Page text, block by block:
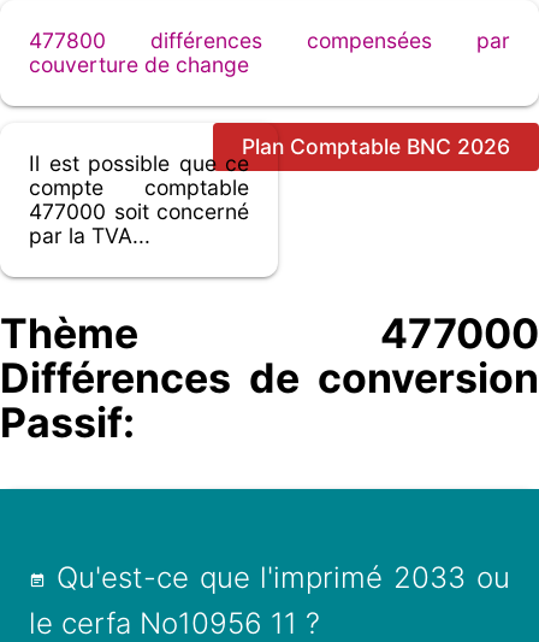
477800 différences compensées par
couverture de change
Plan Comptable BNC 2026
Il est possible que ce
compte comptable
477000 soit concerné
par la TVA...
Thème 477000
Différences de conversion
Passif:
Qu'est-ce que l'imprimé 2033 ou
le cerfa No10956 11 ?